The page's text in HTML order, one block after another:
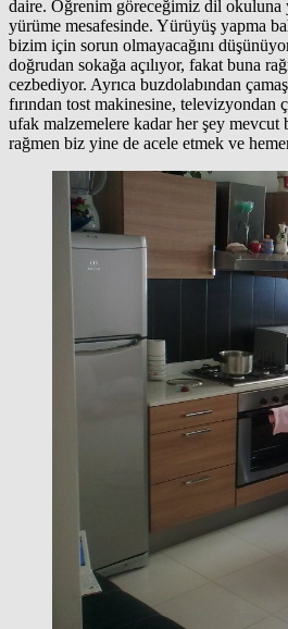
daire. Öğrenim göreceğimiz dil okuluna
yürüme mesafesinde. Yürüyüş yapma
bizim için sorun olmayacağını
doğrudan sokağa açılıyor, fakat buna
cezbediyor. Ayrıca buzdolabından
fırından tost makinesine, televizyondan
ufak malzemelere kadar her şey mevcut
rağmen biz yine de acele etmek ve